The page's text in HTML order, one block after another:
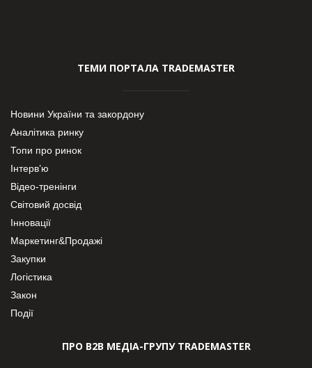
ТЕМИ ПОРТАЛА TRADEMASTER
Новини України та закордону
Аналітика ринку
Топи про ринок
Інтерв’ю
Відео-тренінги
Світовий досвід
Інновації
Маркетинг&Продажі
Закупки
Логістика
Закон
Події
ПРО В2В МЕДІА-ГРУПУ TRADEMASTER